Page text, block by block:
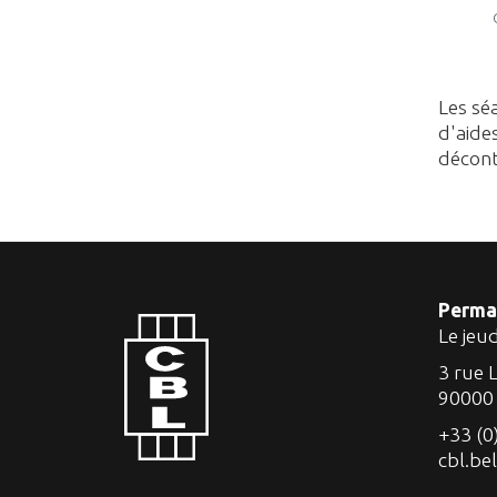
Les
Le
3 rue
90000
+33